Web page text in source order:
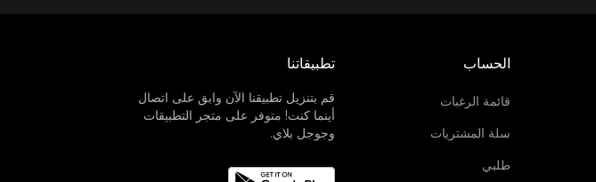
الحساب
قائمة الرغبات
سلة المشتريات
طلبي
تطبيقاتنا
قم بتنزيل تطبيقنا الآن وابق على اتصال
أينما كنت! متوفر على متجر التطبيقات
وجوجل بلاي.